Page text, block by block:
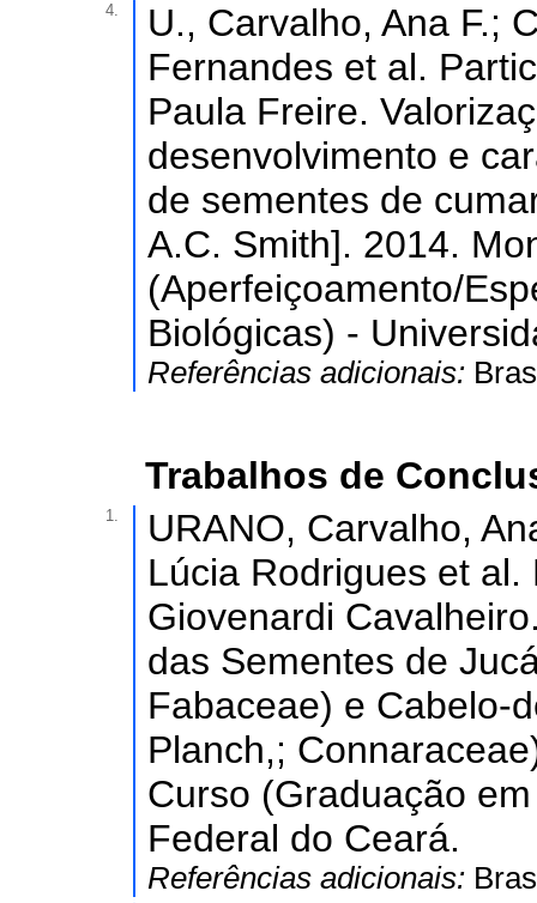
4.
U., Carvalho, Ana F.;
Fernandes et al.
Paula Freire.
desenvolvimento e
de sementes de
A.C. Smith]. 2014.
(Aperfeiçoamento/
Biológicas) -
Referências adicionais:
Trabalhos de
1.
URANO, Carvalho,
Lúcia Rodrigues et
Giovenardi
das Sementes de
Fabaceae) e Cabelo-
Planch,;
Curso (Graduação
Federal do Ceará.
Referências adicionais: